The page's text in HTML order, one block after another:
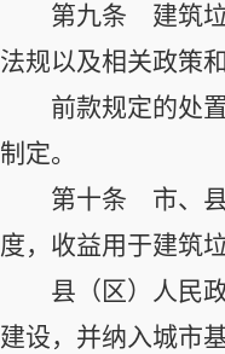
第九条 建筑垃
法规以及相关政策
前款规定的处
制定。
第十条 市、县
度，收益用于建筑
县（区）人民
建设，并纳入城市